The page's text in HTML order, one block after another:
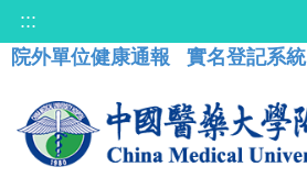
:::
院外單位健康通報
實名登記系統